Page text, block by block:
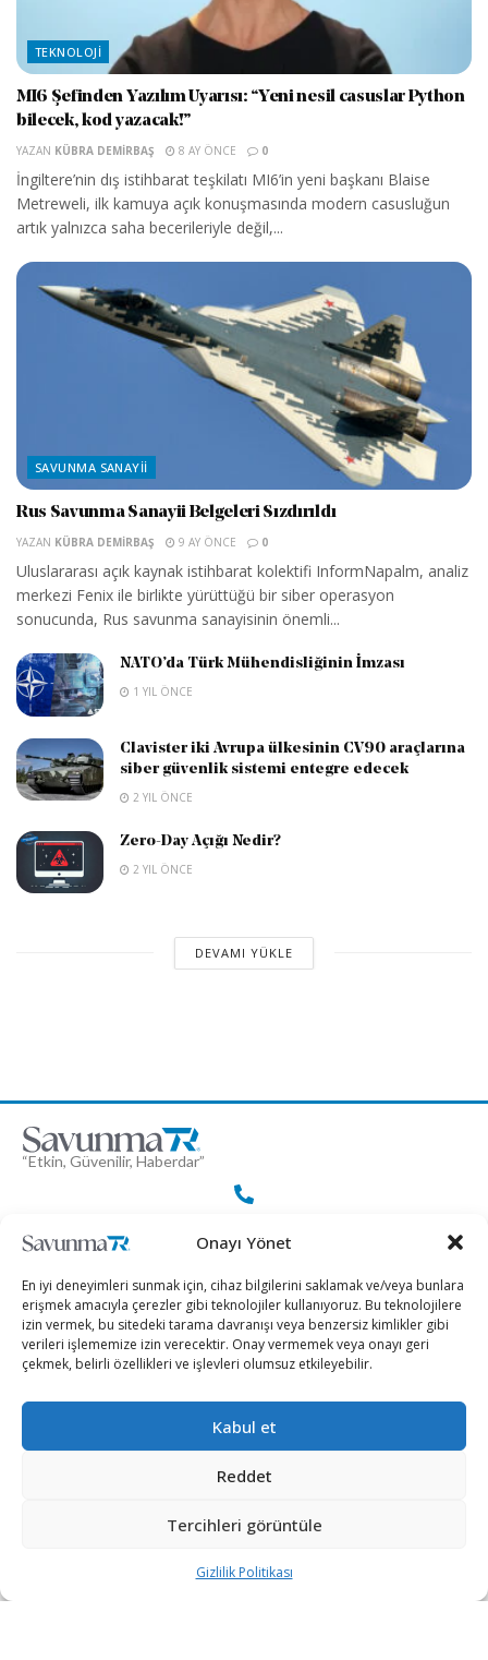
Onayı Yönet
En iyi deneyimleri sunmak için, cihaz bilgilerini saklamak ve/veya bunlara
erişmek amacıyla çerezler gibi teknolojiler kullanıyoruz. Bu teknolojilere
izin vermek, bu sitedeki tarama davranışı veya benzersiz kimlikler gibi
verileri işlememize izin verecektir. Onay vermemek veya onayı geri
çekmek, belirli özellikleri ve işlevleri olumsuz etkileyebilir.
Kabul et
Reddet
Tercihleri görüntüle
Gizlilik Politikası
TEKNOLOJI
MI6 Şefinden Yazılım Uyarısı: “Yeni nesil casuslar Python
bilecek, kod yazacak!”
YAZAN KÜBRA DEMIRBAŞ 8 AY ÖNCE 0
İngiltere’nin dış istihbarat teşkilatı MI6’in yeni başkanı Blaise
Metreweli, ilk kamuya açık konuşmasında modern casusluğun
artık yalnızca saha becerileriyle değil,...
SAVUNMA SANAYII
Rus Savunma Sanayii Belgeleri Sızdırıldı
YAZAN KÜBRA DEMIRBAŞ 9 AY ÖNCE 0
Uluslararası açık kaynak istihbarat kolektifi InformNapalm, analiz
merkezi Fenix ile birlikte yürüttüğü bir siber operasyon
sonucunda, Rus savunma sanayisinin önemli...
NATO’da Türk Mühendisliğinin İmzası
1 YIL ÖNCE
Clavister iki Avrupa ülkesinin CV90 araçlarına
siber güvenlik sistemi entegre edecek
2 YIL ÖNCE
Zero-Day Açığı Nedir?
2 YIL ÖNCE
DEVAMI YÜKLE
“Etkin, Güvenilir, Haberdar”
+90 530 308 17 96
iletisim@savunmatr.com
2026 © Savunma TR. Tüm Hakları Saklıdır.
Savunma Sanayii
Kategoriler
Siber Güvenlik
Politika
SavunmaTR